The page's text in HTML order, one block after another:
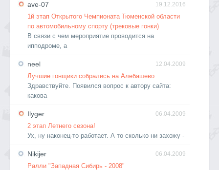
19.12.2016
ave-07
1й этап Открытого Чемпионата Тюменской области
по автомобильному спорту (трековые гонки)
В связи с чем мероприятие проводится на
ипподроме, а
12.04.2009
neel
Лучшие гонщики собрались на Алебашево
Здравствуйте. Появился вопрос к автору сайта:
какова
06.04.2009
Ilyger
2 этап Летнего сезона!
Ух, ну наконец-то работает. А то сколько ни захожу -
06.04.2009
Nikijer
Ралли "Западная Сибирь - 2008"